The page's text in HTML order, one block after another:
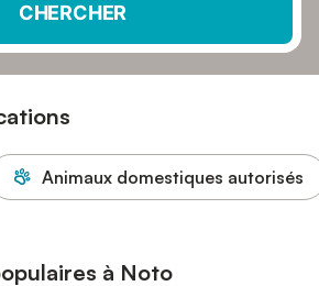
CHERCHER
Animaux domestiques autorisés
à Noto